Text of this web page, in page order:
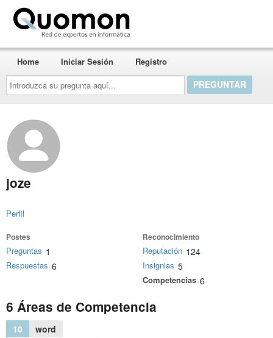
Introduzca
su
pregunta
aquí...
Home Iniciar Sesión Registro
joze
Perfil
Postes
Preguntas 1
Respuestas 6
Reconocimiento
Reputación 124
Insignias 5
Competencias 6
6 Áreas de Competencia
10
word